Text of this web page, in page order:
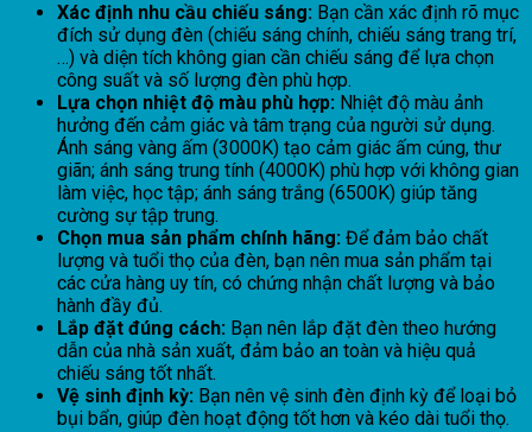
Xác định nhu cầu chiếu sáng: Bạn cần xác định rõ mục
đích sử dụng đèn (chiếu sáng chính, chiếu sáng trang trí,
…) và diện tích không gian cần chiếu sáng để lựa chọn
công suất và số lượng đèn phù hợp.
Lựa chọn nhiệt độ màu phù hợp: Nhiệt độ màu ảnh
hưởng đến cảm giác và tâm trạng của người sử dụng.
Ánh sáng vàng ấm (3000K) tạo cảm giác ấm cúng, thư
giãn; ánh sáng trung tính (4000K) phù hợp với không gian
làm việc, học tập; ánh sáng trắng (6500K) giúp tăng
cường sự tập trung.
Chọn mua sản phẩm chính hãng: Để đảm bảo chất
lượng và tuổi thọ của đèn, bạn nên mua sản phẩm tại
các cửa hàng uy tín, có chứng nhận chất lượng và bảo
hành đầy đủ.
Lắp đặt đúng cách: Bạn nên lắp đặt đèn theo hướng
dẫn của nhà sản xuất, đảm bảo an toàn và hiệu quả
chiếu sáng tốt nhất.
Vệ sinh định kỳ: Bạn nên vệ sinh đèn định kỳ để loại bỏ
bụi bẩn, giúp đèn hoạt động tốt hơn và kéo dài tuổi thọ.